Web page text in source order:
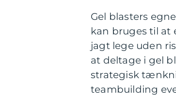
Gel blasters
kan bruges til at
jagt lege uden
at deltage i gel
strategisk
teambuilding